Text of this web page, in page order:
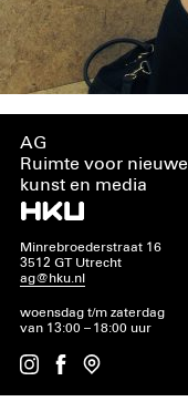
AG
Ruimte voor nieuwe
kunst en media
Minrebroederstraat 16
3512 GT Utrecht
ag@hku.nl
woensdag t/m zaterdag
van 13:00 – 18:00 uur